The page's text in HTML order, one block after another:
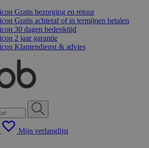
Gratis bezorging en retour
Gratis achteraf of in termijnen betalen
30 dagen bedenktijd
2 jaar garantie
Klantendienst & advies
Mijn verlanglijst